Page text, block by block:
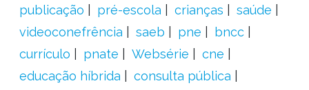
publicação
pré-escola crianças
saúde
videoconefrência
saeb pne
bncc
currículo
pnate Websérie
cne
educação híbrida
consulta pública